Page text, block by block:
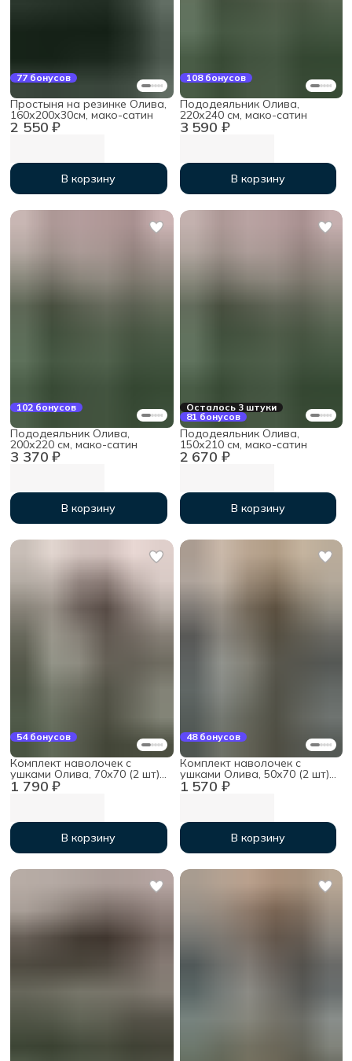
77 бонусов
2 550 ₽
Простыня на резинке Олива,
160х200х30см, мако-сатин
В корзину
108 бонусов
3 590 ₽
Пододеяльник Олива,
220х240 см, мако-сатин
В корзину
102 бонусов
3 370 ₽
Пододеяльник Олива,
200х220 см, мако-сатин
В корзину
Осталось 3 штуки
81 бонусов
2 670 ₽
Пододеяльник Олива,
150х210 см, мако-сатин
В корзину
54 бонусов
1 790 ₽
Комплект наволочек с
ушками Олива, 70х70 (2 шт),
мако-сатин
В корзину
48 бонусов
1 570 ₽
Комплект наволочек с
ушками Олива, 50х70 (2 шт),
мако-сатин
В корзину